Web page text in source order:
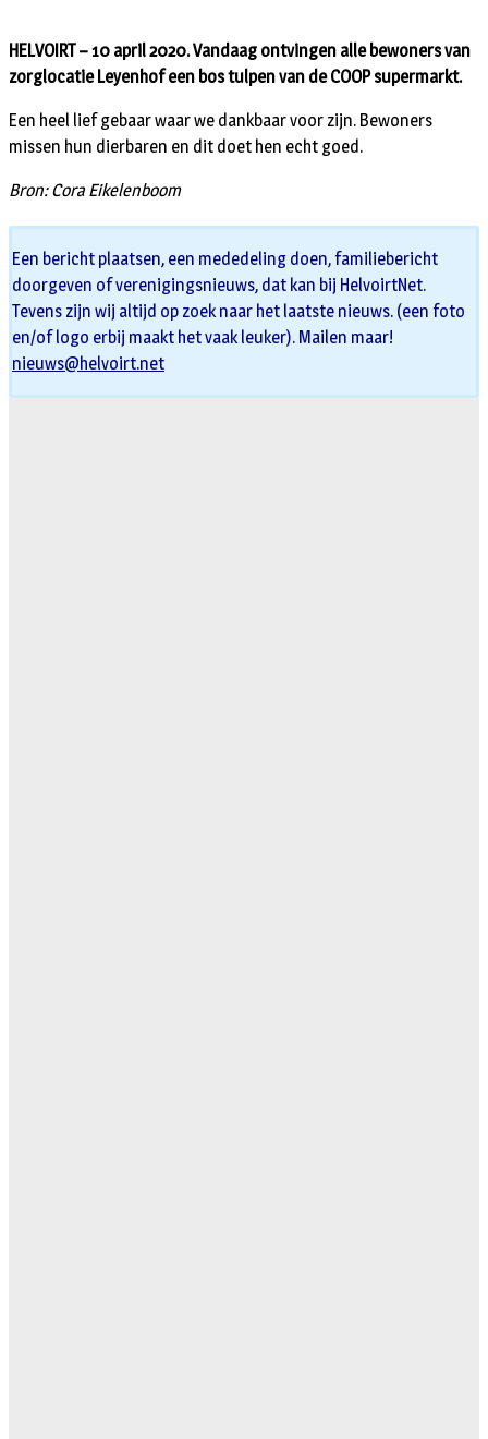
HELVOIRT – 10 april 2020. Vandaag ontvingen alle bewoners van
zorglocatie Leyenhof een bos tulpen van de COOP supermarkt.
Een heel lief gebaar waar we dankbaar voor zijn. Bewoners
missen hun dierbaren en dit doet hen echt goed.
Bron: Cora Eikelenboom
Een bericht plaatsen, een mededeling doen, familiebericht
doorgeven of verenigingsnieuws, dat kan bij HelvoirtNet.
Tevens zijn wij altijd op zoek naar het laatste nieuws. (een foto
en/of logo erbij maakt het vaak leuker). Mailen maar!
nieuws@helvoirt.net